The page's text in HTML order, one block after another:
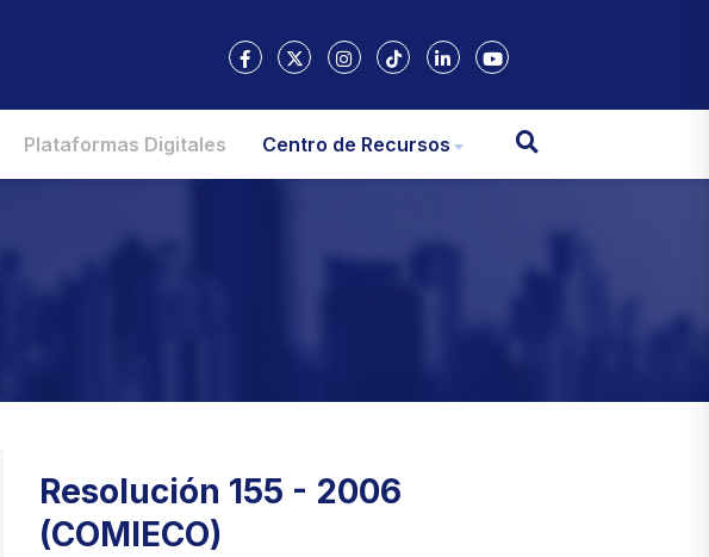
Plataformas Digitales Centro de Recursos
Resolución 155 - 2006
(COMIECO)